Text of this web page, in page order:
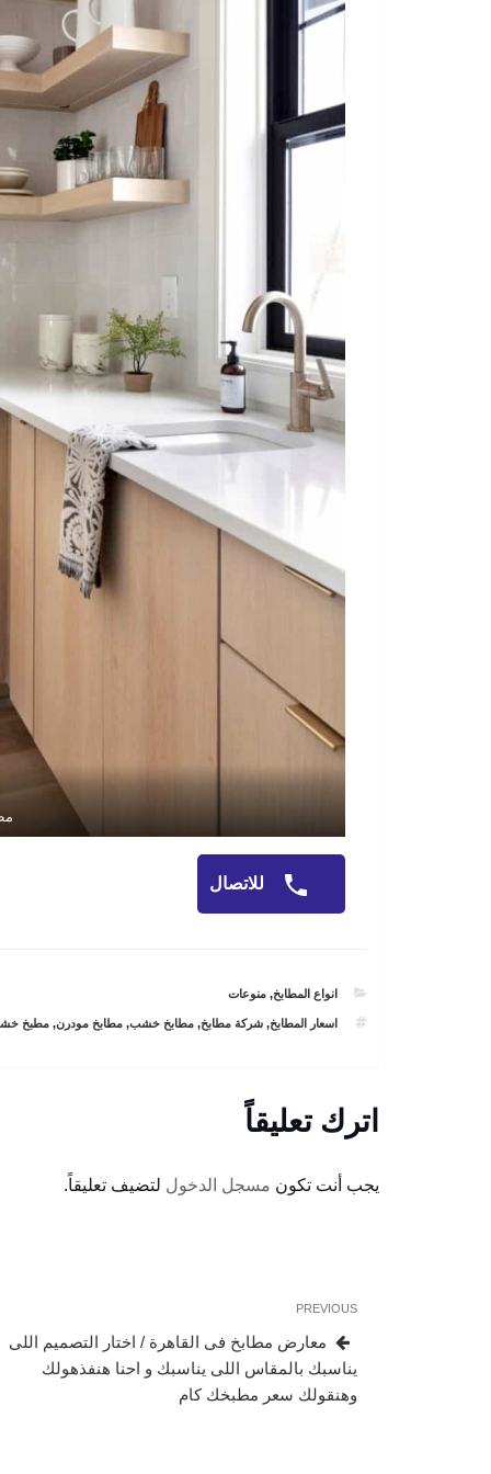
للاتصال
CATEGORIES
انواع المطابخ,منوعات
TAGS
اسعار المطابخ,شركة مطابخ,مطابخ خشب,مطابخ مودرن,مطبخ
اترك تعليقاً
يجب أنت تكون مسجل الدخول لتضيف تعليقاً.
تصفّح
المقالات
Previous
Post
PREVIOUS
معارض مطابخ فى القاهرة / اختار التصميم اللى
يناسبك بالمقاس اللى يناسبك و احنا هنفذهولك
وهنقولك سعر مطبخك كام